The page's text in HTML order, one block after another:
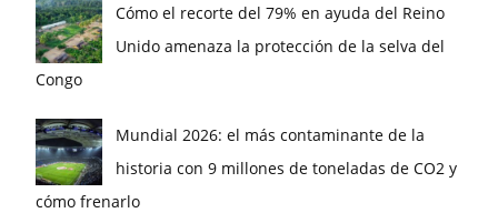
Cómo el recorte del 79% en ayuda del Reino
Unido amenaza la protección de la selva del
Congo
Mundial 2026: el más contaminante de la
historia con 9 millones de toneladas de CO2 y
cómo frenarlo